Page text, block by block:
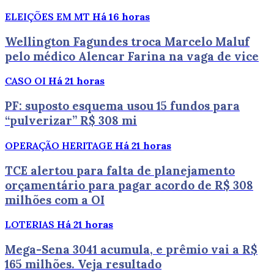
ELEIÇÕES EM MT Há 16 horas
Wellington Fagundes troca Marcelo Maluf
pelo médico Alencar Farina na vaga de vice
CASO OI Há 21 horas
PF: suposto esquema usou 15 fundos para
“pulverizar” R$ 308 mi
OPERAÇÃO HERITAGE Há 21 horas
TCE alertou para falta de planejamento
orçamentário para pagar acordo de R$ 308
milhões com a OI
LOTERIAS Há 21 horas
Mega-Sena 3041 acumula, e prêmio vai a R$
165 milhões. Veja resultado